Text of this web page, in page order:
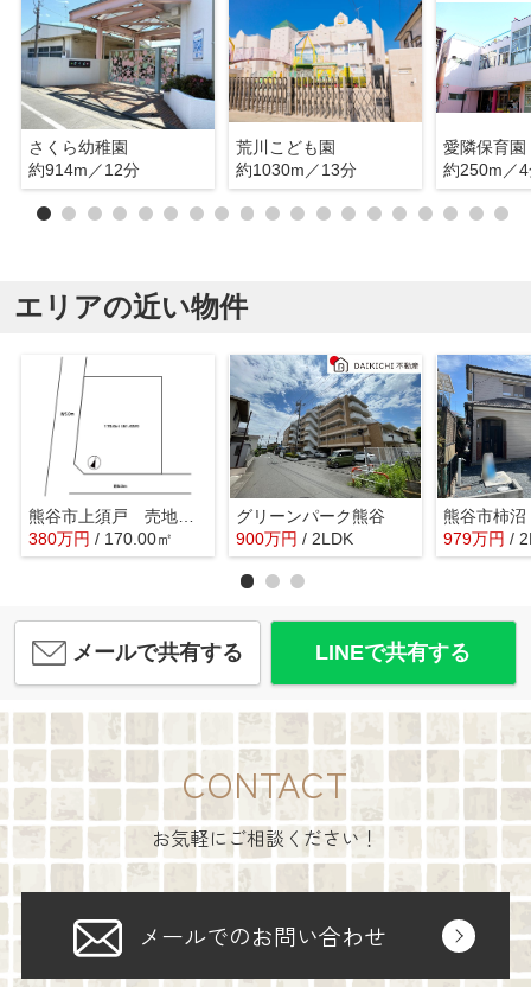
さくら幼稚園
約914m／12分
荒川こども園
約1030m／13分
愛隣保育園
約250m／
エリアの近い物件
熊谷市上須戸 売地 全1区画 1号地
380万円 / 170.00㎡
グリーンパーク熊谷
900万円 / 2LDK
熊谷市柿
979万円 /
メールで共有する LINEで共有する
CONTACT
お気軽にご相談ください！
メールでのお問い合わせ